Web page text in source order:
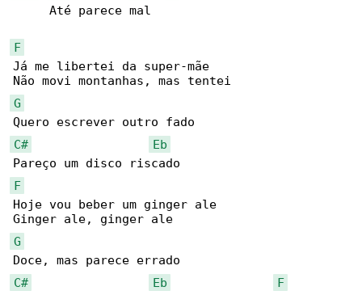
     Até parece mal
F
Já me libertei da super-mãe
G
C#
Eb
F
Hoje vou beber um ginger ale
G
C#
Eb
F